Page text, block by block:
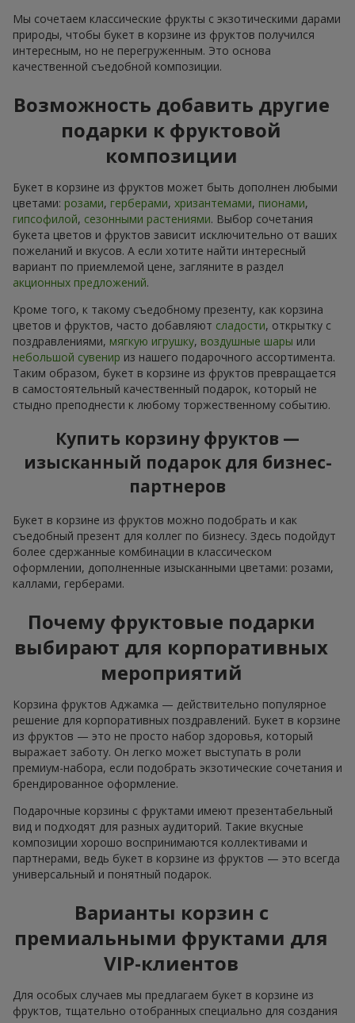
Мы сочетаем классические фрукты с экзотическими дарами
природы, чтобы букет в корзине из фруктов получился
интересным, но не перегруженным. Это основа
качественной съедобной композиции.
Возможность добавить другие
подарки к фруктовой
композиции
Букет в корзине из фруктов может быть дополнен любыми
цветами: розами, герберами, хризантемами, пионами,
гипсофилой, сезонными растениями. Выбор сочетания
букета цветов и фруктов зависит исключительно от ваших
пожеланий и вкусов. А если хотите найти интересный
вариант по приемлемой цене, загляните в раздел
акционных предложений.
Кроме того, к такому съедобному презенту, как корзина
цветов и фруктов, часто добавляют сладости, открытку с
поздравлениями, мягкую игрушку, воздушные шары или
небольшой сувенир из нашего подарочного ассортимента.
Таким образом, букет в корзине из фруктов превращается
в самостоятельный качественный подарок, который не
стыдно преподнести к любому торжественному событию.
Купить корзину фруктов —
изысканный подарок для бизнес-
партнеров
Букет в корзине из фруктов можно подобрать и как
съедобный презент для коллег по бизнесу. Здесь подойдут
более сдержанные комбинации в классическом
оформлении, дополненные изысканными цветами: розами,
каллами, герберами.
Почему фруктовые подарки
выбирают для корпоративных
мероприятий
Корзина фруктов Аджамка — действительно популярное
решение для корпоративных поздравлений. Букет в корзине
из фруктов — это не просто набор здоровья, который
выражает заботу. Он легко может выступать в роли
премиум-набора, если подобрать экзотические сочетания и
брендированное оформление.
Подарочные корзины с фруктами имеют презентабельный
вид и подходят для разных аудиторий. Такие вкусные
композиции хорошо воспринимаются коллективами и
партнерами, ведь букет в корзине из фруктов — это всегда
универсальный и понятный подарок.
Варианты корзин с
премиальными фруктами для
VIP-клиентов
Для особых случаев мы предлагаем букет в корзине из
фруктов, тщательно отобранных специально для создания